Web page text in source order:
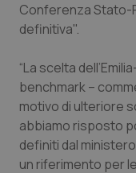
Piemonte
Provincia
Provincia
Puglia
HIV
Infezioni &
Ipertensione
Malattie rare
Conferenza Stato-
definitiva".
“La scelta
benchmark –
motivo di ulteriore
abbiamo risposto
definiti dal
un riferimento per